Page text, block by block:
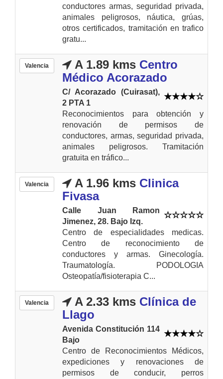
conductores armas, seguridad privada,
animales peligrosos, náutica, grúas,
otros certificados, tramitación en trafico
gratu...
Valencia A 1.89 kms Centro
Médico Acorazado
C/ Acorazado (Cuirasat),
2 PTA 1
Reconocimientos para obtención y
renovación de permisos de
conductores, armas, seguridad privada,
animales peligrosos. Tramitación
gratuita en tráfico...
Valencia A 1.96 kms Clinica
Fivasa
Calle Juan Ramon
Jimenez, 28. Bajo Izq.
Centro de especialidades medicas.
Centro de reconocimiento de
conductores y armas. Ginecología.
Traumatología. PODOLOGIA
Osteopatía/fisioterapia C...
Valencia A 2.33 kms Clínica de
Llago
Avenida Constitución 114
Bajo
Centro de Reconocimientos Médicos,
expediciones y renovaciones de
permisos de conducir, perros